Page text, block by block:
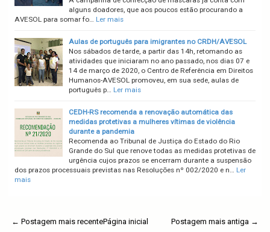
alguns doadores, que aos poucos estão procurando a
AVESOL para somar fo… Ler mais
Aulas de português para imigrantes no CRDH/AVESOL
Nos sábados de tarde, a partir das 14h, retomando as
atividades que iniciaram no ano passado, nos dias 07 e
14 de março de 2020, o Centro de Referência em Direitos
Humanos-AVESOL promoveu, em sua sede, aulas de
português p… Ler mais
CEDH-RS recomenda a renovação automática das
medidas protetivas a mulheres vítimas de violência
durante a pandemia
Recomenda ao Tribunal de Justiça do Estado do Rio
Grande do Sul que renove todas as medidas protetivas de
urgência cujos prazos se encerram durante a suspensão
dos prazos processuais previstas nas Resoluções nº 002/2020 e n… Ler
mais
← Postagem mais recente Postagem mais antiga →
Página inicial